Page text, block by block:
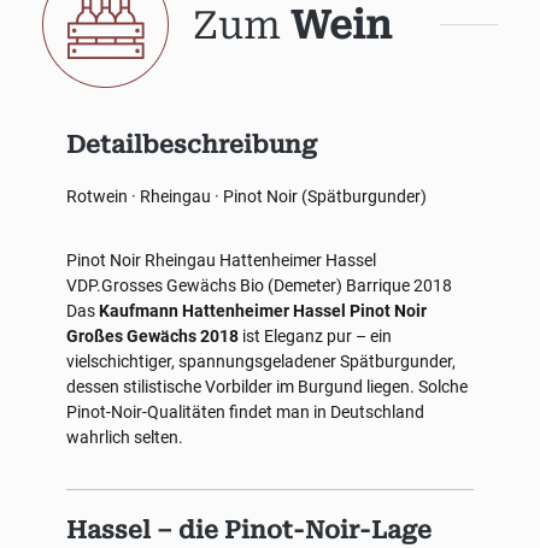
Zum Wein
Detailbeschreibung
Rotwein · Rheingau · Pinot Noir (Spätburgunder)
Pinot Noir Rheingau Hattenheimer Hassel
VDP.Grosses Gewächs Bio (Demeter) Barrique2018
DasKaufmann Hattenheimer Hassel Pinot Noir
Großes Gewächs 2018 ist Eleganz pur – ein
vielschichtiger, spannungsgeladener Spätburgunder,
dessen stilistische Vorbilder im Burgund liegen. Solche
Pinot-Noir-Qualitäten findet man in Deutschland
wahrlich selten.
Hassel – die Pinot-Noir-Lage